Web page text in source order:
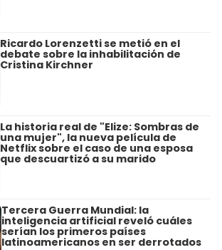
Ricardo Lorenzetti se metió en el
debate sobre la inhabilitación de
Cristina Kirchner
La historia real de "Elize: Sombras de
una mujer", la nueva película de
Netflix sobre el caso de una esposa
que descuartizó a su marido
Tercera Guerra Mundial: la
inteligencia artificial reveló cuáles
serían los primeros países
latinoamericanos en ser derrotados